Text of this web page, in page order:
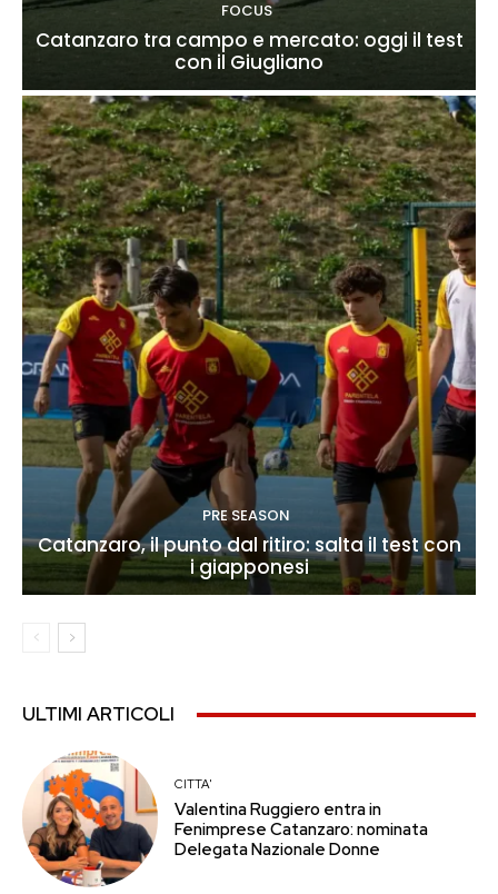
FOCUS
Catanzaro tra campo e mercato: oggi il test
con il Giugliano
PRE SEASON
Catanzaro, il punto dal ritiro: salta il test con
i giapponesi
ULTIMI ARTICOLI
CITTA'
Valentina Ruggiero entra in
Fenimprese Catanzaro: nominata
Delegata Nazionale Donne